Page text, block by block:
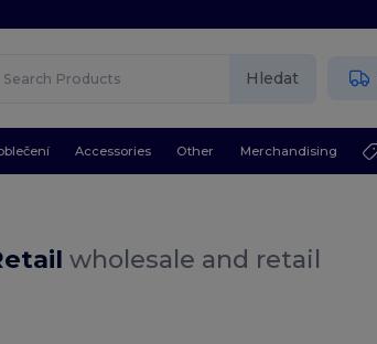
Hledat
Accessories Other Merchandising
wholesale and retail